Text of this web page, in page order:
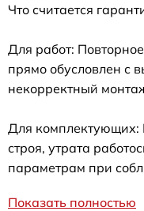
Что считается
Для работ:
прямо обусловлен с
некорректный
Для
строя, утрата
параметрам при
Показать полностью